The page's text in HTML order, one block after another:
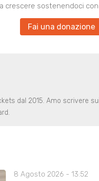
crescere sostenendoci
Fai una donazione
dal 2015. Amo scrivere
8 Agosto 2026 - 13:52